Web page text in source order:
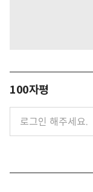
100자평